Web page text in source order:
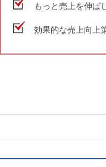
もっと売上を伸ば
効果的な売上向上